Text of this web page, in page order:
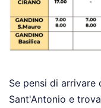
Se pensi di arrivare
Sant'Antonio e